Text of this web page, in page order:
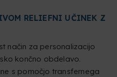
RELIEFNI UČINEK Z
način za personalizacijo
končno obdelavo.
s pomočjo transfernega